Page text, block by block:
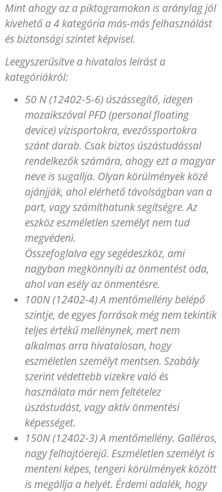
Mint ahogy az a piktogramokon is aránylag jól
kivehető a 4 kategória más-más felhasználást
és biztonsági szintet képvisel.
Leegyszerűsítve a hivatalos leírást a
kategóriákról:
50 N (12402-5-6) úszássegítő, idegen
mozaikszóval PFD (personal floating
device) vízisportokra, evezőssportokra
szánt darab. Csak biztos úszástudással
rendelkezők számára, ahogy ezt a magyar
neve is sugallja. Olyan körülmények közé
ajánjják, ahol elérhető távolságban van a
part, vagy számíthatunk segítségre. Az
eszköz eszméletlen személyt nem tud
megvédeni.
Összefoglalva egy segédeszköz, ami
nagyban megkönnyíti az önmentést oda,
ahol van esély az önmentésre.
100N (12402-4) A mentőmellény belépő
szintje, de egyes források még nem tekintik
teljes értékű mellénynek, mert nem
alkalmas arra hivatalosan, hogy
eszméletlen személyt mentsen. Szabály
szerint védettebb vizekre való és
használata már nem feltételez
úszástudást, vagy aktív önmentési
képességet.
150N (12402-3) A mentőmellény. Galléros,
nagy felhajtóerejű. Eszméletlen személyt is
menteni képes, tengeri körülmények között
is megállja a helyét. Érdemi adalék, hogy